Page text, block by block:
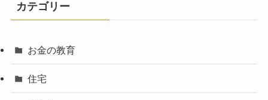
カテゴリー
お金の教育
住宅